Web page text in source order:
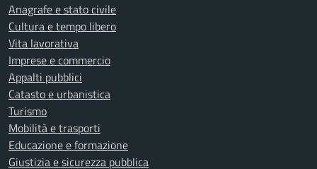
Anagrafe e stato civile
Cultura e tempo libero
Vita lavorativa
Imprese e commercio
Appalti pubblici
Catasto e urbanistica
Turismo
Mobilità e trasporti
Educazione e formazione
Giustizia e sicurezza pubblica